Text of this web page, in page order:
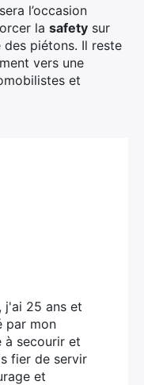
l’occasion
la safety sur
piétons. Il reste
vers une
et
j'ai 25 ans et
par mon
à secourir et
fier de servir
et